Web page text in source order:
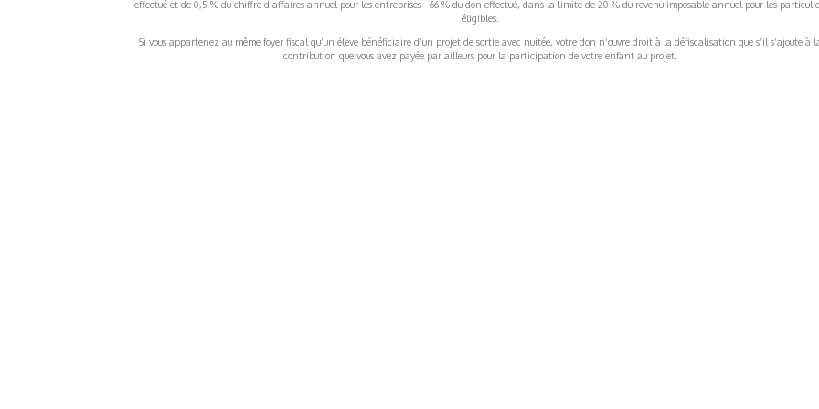
effectué et de 0,5 % du chiffre d’affaires annuel pour les entreprises - 66 % du don effectué, dans la limite de 20 % du revenu imposable annuel pour les
éligibles.
Si vous appartenez au même foyer fiscal qu’un élève bénéficiaire d’un projet de sortie avec nuitée, votre don n’ouvre droit à la défiscalisation que s’il s’ajoute à
contribution que vous avez payée par ailleurs pour la participation de votre enfant au projet.